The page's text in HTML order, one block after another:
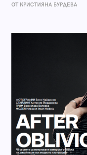
ОТ КРИСТИЯНА БУРДЕВА